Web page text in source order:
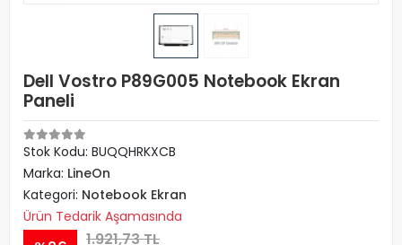
Dell Vostro P89G005 Notebook Ekran
Paneli
Stok Kodu: BUQQHRKXCB
Marka: LineOn
Kategori: Notebook Ekran
Ürün Tedarik Aşamasında
1.921,73 TL